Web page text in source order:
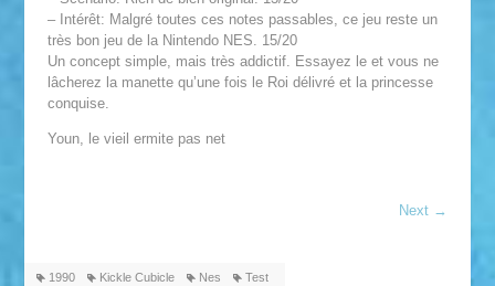
– Intérêt: Malgré toutes ces notes passables, ce jeu reste un
très bon jeu de la Nintendo NES. 15/20
Un concept simple, mais très addictif. Essayez le et vous ne
lâcherez la manette qu’une fois le Roi délivré et la princesse
conquise.
Youn, le vieil ermite pas net
Next →
1990 Kickle Cubicle Nes Test